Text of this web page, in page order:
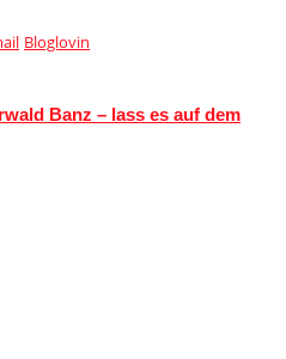
Bloglovin
Banz – lass es auf dem